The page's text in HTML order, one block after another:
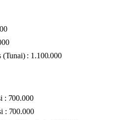
(Tunai) : 1.100.000
: 700.000
: 700.000